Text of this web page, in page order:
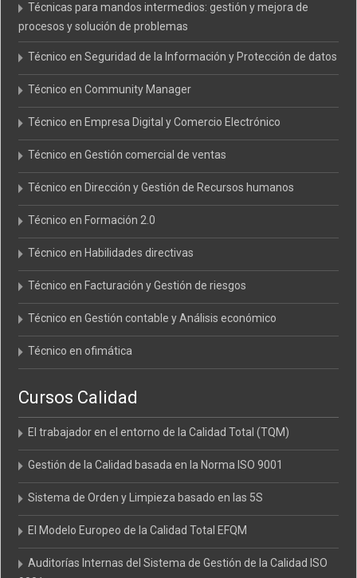
Técnicas para mandos intermedios: gestión y mejora de
procesos y solución de problemas
Técnico en Seguridad de la Información y Protección de datos
Técnico en Community Manager
Técnico en Empresa Digital y Comercio Electrónico
Técnico en Gestión comercial de ventas
Técnico en Dirección y Gestión de Recursos humanos
Técnico en Formación 2.0
Técnico en Habilidades directivas
Técnico en Facturación y Gestión de riesgos
Técnico en Gestión contable y Análisis económico
Técnico en ofimática
Cursos Calidad
El trabajador en el entorno de la Calidad Total (TQM)
Gestión de la Calidad basada en la Norma ISO 9001
Sistema de Orden y Limpieza basado en las 5S
El Modelo Europeo de la Calidad Total EFQM
Auditorías Internas del Sistema de Gestión de la Calidad ISO